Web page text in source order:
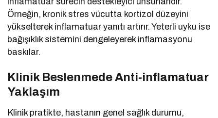
Örneğin, kronik stres vücutta kortizol düzeyini
yükselterek inflamatuar yanıtı artırır. Yeterli uyku ise
bağışıklık sistemini dengeleyerek inflamasyonu
baskılar.
Klinik Beslenmede Anti-inflamatuar
Yaklaşım
Klinik pratikte, hastanın genel sağlık durumu,